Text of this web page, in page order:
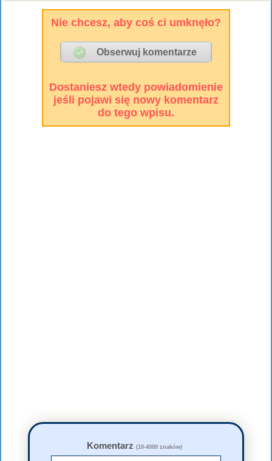
Nie chcesz, aby coś ci umknęło?
Dostaniesz wtedy powiadomienie
jeśli pojawi się nowy komentarz
do tego wpisu.
Komentarz (10-4000 znaków)